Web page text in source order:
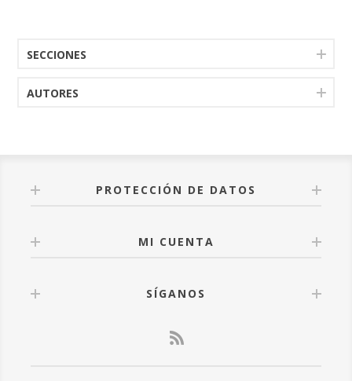
SECCIONES
AUTORES
PROTECCIÓN DE DATOS
MI CUENTA
SÍGANOS